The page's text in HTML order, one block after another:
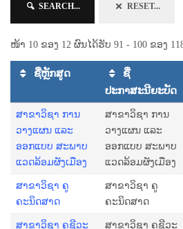
SEARCH... RESET...
ໜ້າ 10 ຂອງ 12 ຜົນໄດ້ຮັບ 91 - 100 ຂອງ
ຊື່ຫຼັກສູດ
ຊື່
ປະກາສະນີຍະບັດ
ສາຂາວິຊາ ການ
ວາງແຜນ ແລະ
ອອກແບບ ສະພາບ
ແວດລ້ອມຜັງເມືອງ
ສາຂາວິຊາ ການ
ວາງແຜນ ແລະ
ອອກແບບ ສະພາບ
ແວດລ້ອມຜັງເມືອງ
ສາຂາວິຊາ ຄູ
ຄະນິດສາດ
ສາຂາວິຊາ ຄູ
ຄະນິດສາດ
ສາຂາວິຊາ ຄູຊີວະ
ສາຂາວິຊາ ຄູຊີວະ